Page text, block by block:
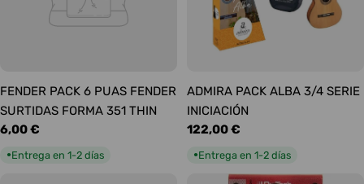
FENDER PACK 6 PUAS FENDER
SURTIDAS FORMA 351 THIN
Precio
6,00 €
●Entrega en 1-2 días
ADMIRA PACK ALBA 3/4 SERIE
INICIACIÓN
Precio
122,00 €
●Entrega en 1-2 días